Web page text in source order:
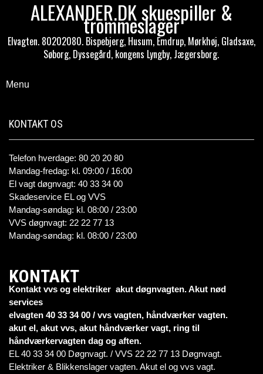
ALEXANDER.DK skuespiller &
trommeslager
Elvagten. 80202080. Bispebjerg, Husum, Emdrup, Mørkhøj, Gladsaxe,
Søborg, Dyssegård, kongens Lyngby, Jægersborg.
Menu
KONTAKT OS
Telefon hverdage: 80 20 20 80
Mandag-fredag: kl. 09:00 / 16:00
El vagt døgnvagt: 40 33 34 00
Skadeservice EL og VVS
Mandag-søndag: kl. 08:00 / 23:00
VVS døgnvagt: 22 22 77 13
Mandag-søndag: kl. 08:00 / 23:00
KONTAKT
Kontakt vvs og elektriker akut døgnvagten. Akut nød
services
elvagten 40 33 34 00 / vvs vagten, håndværker vagten.
akut el, akut vvs, akut håndværker vagt, ring til
håndværkervagten dag og aften.
EL 40 33 34 00 Døgnvagt. / VVS 22 22 77 13 Døgnvagt.
Elektriker & Blikkenslager vagten. Akut el og vvs vagt.